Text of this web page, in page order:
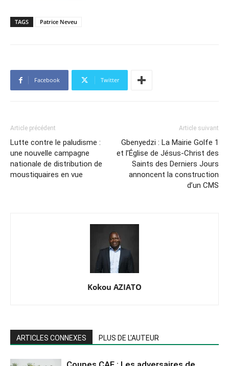
TAGS Patrice Neveu
Facebook Twitter
Article précédent
Lutte contre le paludisme :
une nouvelle campagne
nationale de distribution de
moustiquaires en vue
Article suivant
Gbenyedzi : La Mairie Golfe 1
et l’Église de Jésus-Christ des
Saints des Derniers Jours
annoncent la construction
d’un CMS
Kokou AZIATO
ARTICLES CONNEXES PLUS DE L'AUTEUR